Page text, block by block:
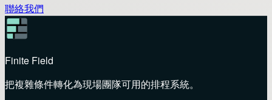
聯絡我們
Finite Field
把複雜條件轉化為現場團隊可用的排程系統。